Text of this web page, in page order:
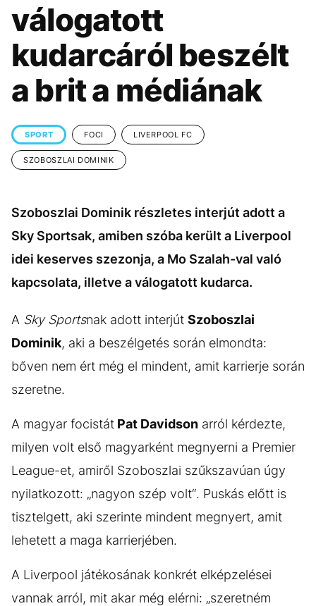
KÖZÉLET
ÉLETMÓD DESIGN
BESZÉLGETÉSEK ARCOK
VIDEÓ TÖRTÉNETEK
válogatott
kudarcáról beszélt
a brit a médiának
SPORT FOCI LIVERPOOL FC
SZOBOSZLAI DOMINIK
Szoboszlai Dominik részletes interjút adott a
Sky Sportsak, amiben szóba került a Liverpool
idei keserves szezonja, a Mo Szalah-val való
kapcsolata, illetve a válogatott kudarca.
A Sky Sportsnak adott interjút Szoboszlai
Dominik, aki a beszélgetés során elmondta:
bőven nem ért még el mindent, amit karrierje során
szeretne.
A magyar focistát Pat Davidson arról kérdezte,
milyen volt első magyarként megnyerni a Premier
League-et, amiről Szoboszlai szűkszavúan úgy
nyilatkozott: „nagyon szép volt“. Puskás előtt is
tisztelgett, aki szerinte mindent megnyert, amit
lehetett a maga karrierjében.
A Liverpool játékosának konkrét elképzelései
vannak arról, mit akar még elérni: „szeretném